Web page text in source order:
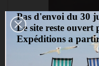
Pas d'envoi du 30
Le site reste ouvert
Expéditions a